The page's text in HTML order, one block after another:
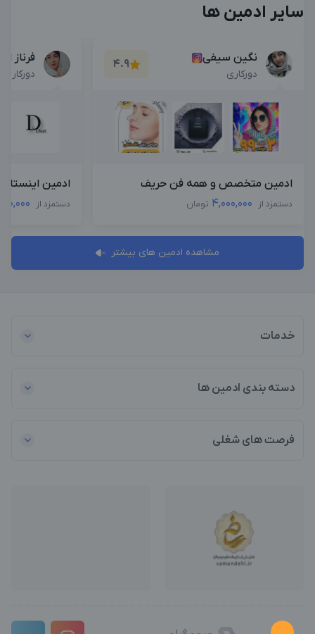
سایر ادمین ها
نگین سیفی
دورکاری
4.9
ادمین متخصص و همه فن حریف
دستمزد از 4,000,000 تومان
فرناز
دورکاری
ادمین
دستمزد از
مشاهده ادمین های بیشتر
خدمات
دسته بندی ادمین ها
فرصت های شغلی